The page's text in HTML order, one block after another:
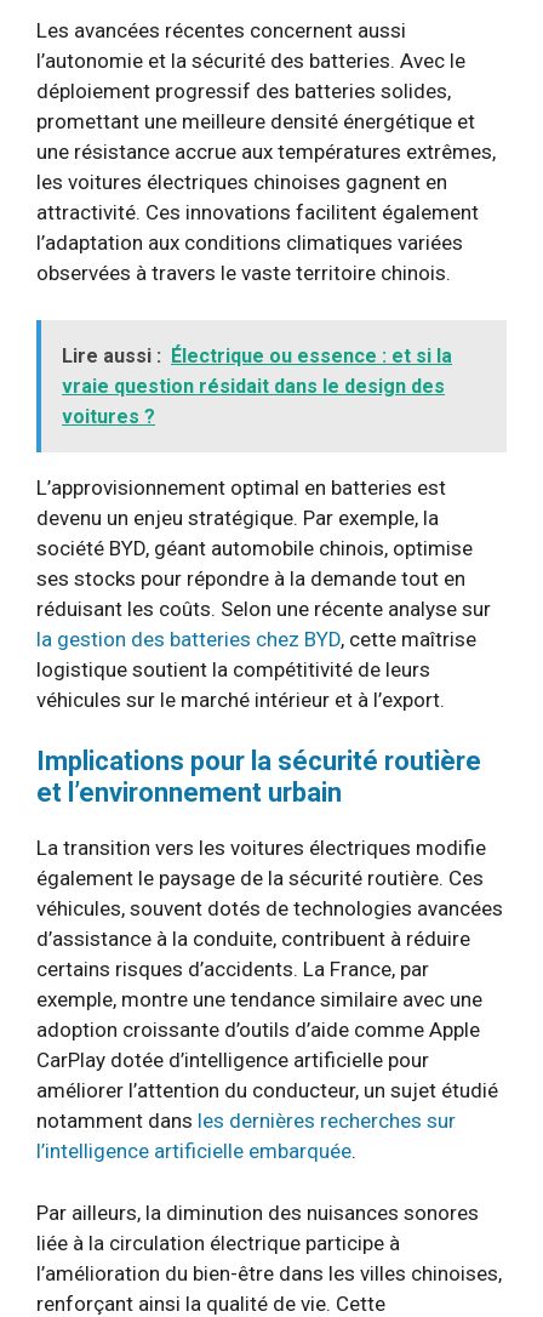
Les avancées récentes concernent aussi
l’autonomie et la sécurité des batteries. Avec le
déploiement progressif des batteries solides,
promettant une meilleure densité énergétique et
une résistance accrue aux températures extrêmes,
les voitures électriques chinoises gagnent en
attractivité. Ces innovations facilitent également
l’adaptation aux conditions climatiques variées
observées à travers le vaste territoire chinois.
Lire aussi : Électrique ou essence : et si la
vraie question résidait dans le design des
voitures ?
L’approvisionnement optimal en batteries est
devenu un enjeu stratégique. Par exemple, la
société BYD, géant automobile chinois, optimise
ses stocks pour répondre à la demande tout en
réduisant les coûts. Selon une récente analyse sur
la gestion des batteries chez BYD, cette maîtrise
logistique soutient la compétitivité de leurs
véhicules sur le marché intérieur et à l’export.
Implications pour la sécurité routière
et l’environnement urbain
La transition vers les voitures électriques modifie
également le paysage de la sécurité routière. Ces
véhicules, souvent dotés de technologies avancées
d’assistance à la conduite, contribuent à réduire
certains risques d’accidents. La France, par
exemple, montre une tendance similaire avec une
adoption croissante d’outils d’aide comme Apple
CarPlay dotée d’intelligence artificielle pour
améliorer l’attention du conducteur, un sujet étudié
notamment dans les dernières recherches sur
l’intelligence artificielle embarquée.
Par ailleurs, la diminution des nuisances sonores
liée à la circulation électrique participe à
l’amélioration du bien-être dans les villes chinoises,
renforçant ainsi la qualité de vie. Cette